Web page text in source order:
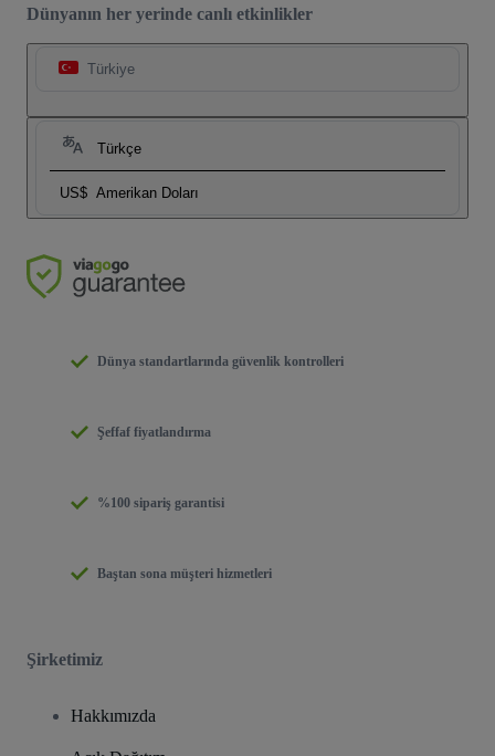
Dünyanın her yerinde canlı etkinlikler
Türkiye
Türkçe
US$ Amerikan Doları
Dünya standartlarında güvenlik kontrolleri
Şeffaf fiyatlandırma
%100 sipariş garantisi
Baştan sona müşteri hizmetleri
Şirketimiz
Hakkımızda